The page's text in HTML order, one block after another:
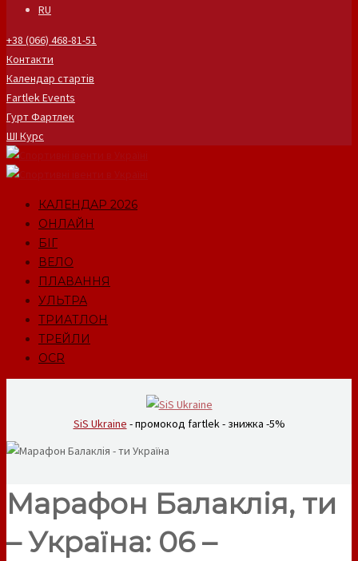
RU
+38 (066) 468-81-51
Контакти
Календар стартів
Fartlek Events
Гурт Фартлек
ШІ Курс
КАЛЕНДАР 2026
ОНЛАЙН
БІГ
ВЕЛО
ПЛАВАННЯ
УЛЬТРА
ТРИАТЛОН
ТРЕЙЛИ
OCR
SiS Ukraine - промокод fartlek - знижка -5%
Марафон Балаклія, ти
– Україна: 06 –